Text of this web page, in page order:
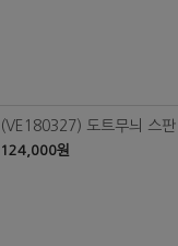
(VE180327) 도트무늬 스
124,000원